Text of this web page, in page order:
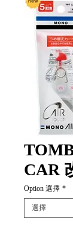
CAR
Option 選擇 *